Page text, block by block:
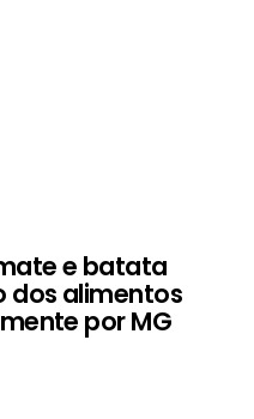
e batata
dos alimentos
por MG